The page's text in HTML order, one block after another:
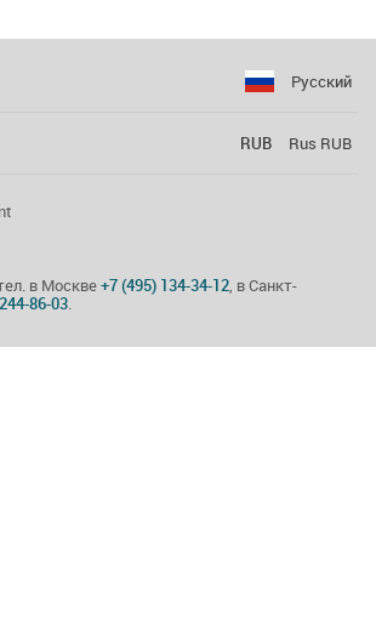
Русский
RUB Rus RUB
в Москве+7 (495) 134-34-12, в Санкт-
86-03.